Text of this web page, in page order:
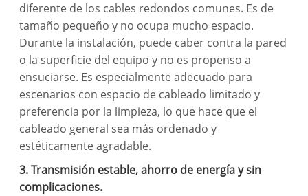
diferente de los cables redondos comunes. Es de
tamaño pequeño y no ocupa mucho espacio.
Durante la instalación, puede caber contra la pared
o la superficie del equipo y no es propenso a
ensuciarse. Es especialmente adecuado para
escenarios con espacio de cableado limitado y
preferencia por la limpieza, lo que hace que el
cableado general sea más ordenado y
estéticamente agradable.
3. Transmisión estable, ahorro de energía y sin
complicaciones.